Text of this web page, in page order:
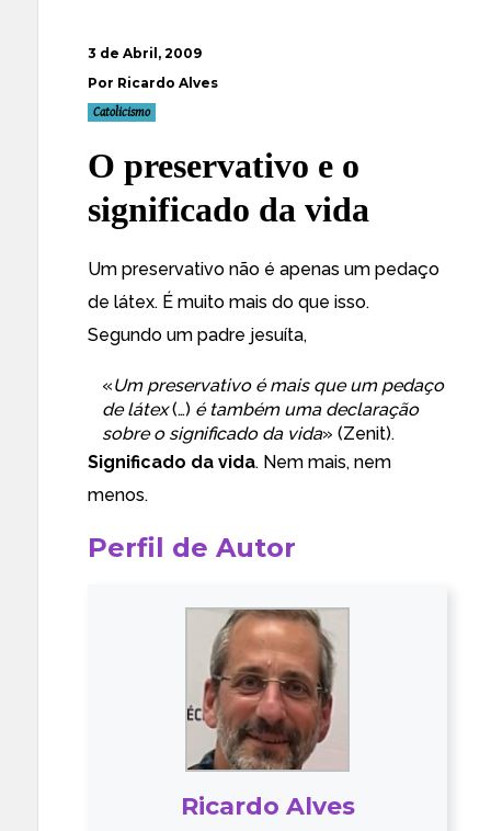
3 de Abril, 2009
Por Ricardo Alves
Catolicismo
O preservativo e o
significado da vida
Um preservativo não é apenas um pedaço
de látex. É muito mais do que isso.
Segundo um padre jesuíta,
«Um preservativo é mais que um pedaço
de látex(…) é também uma declaração
sobre o significado da vida» (Zenit).
Significado da vida. Nem mais, nem
menos.
Perfil de Autor
Ricardo Alves